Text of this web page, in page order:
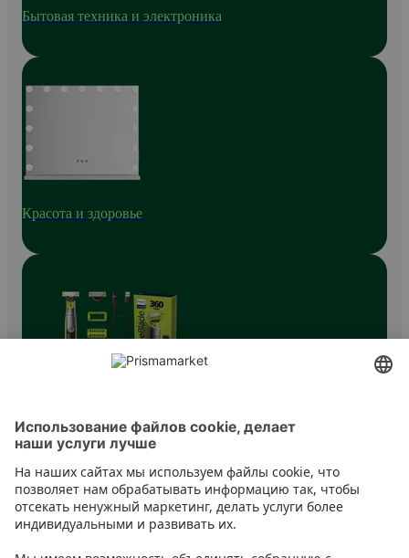
Бытовая техника и электроника
Красота и здоровье